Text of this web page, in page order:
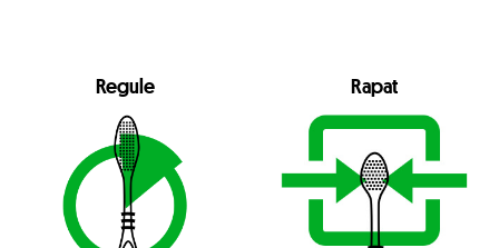
Regule Rapat